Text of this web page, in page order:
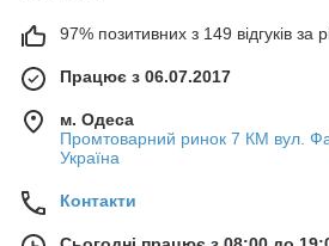
97% позитивних з 149 відгуків за
Працює з 06.07.2017
м. Одеса
Промтоварний ринок 7 КМ вул.
Україна
Контакти